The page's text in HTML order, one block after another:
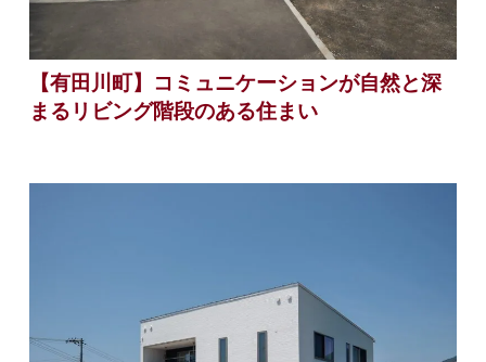
【有田川町】コミュニケーションが自然と深
まるリビング階段のある住まい